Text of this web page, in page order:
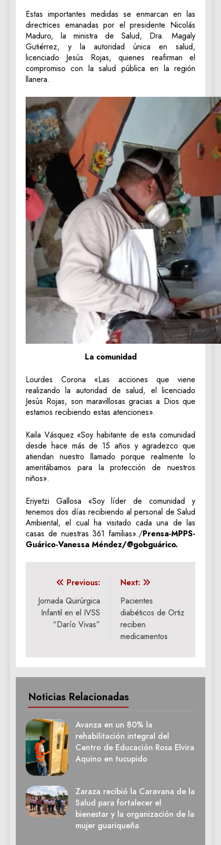
‎Estas importantes medidas se enmarcan en las
directrices emanadas por el presidente Nicolás
Maduro, la ministra de Salud, Dra. Magaly
Gutiérrez, y la autoridad única en salud,
licenciado Jesús Rojas, quienes reafirman el
compromiso con la salud pública en la región
llanera.
La comunidad
‎Lourdes Corona «Las acciones que viene
realizando la autoridad de salud, el licenciado
Jesús Rojas, son maravillosas gracias a Dios que
estamos recibiendo estas atenciones».
‎Kaila Vásquez «Soy habitante de esta comunidad
desde hace más de 15 años y agradezco que
atiendan nuestro llamado porque realmente lo
ameritábamos para la protección de nuestros
niños».
‎Eriyetzi Gallosa «Soy líder de comunidad y
tenemos dos días recibiendo al personal de Salud
Ambiental, el cual ha visitado cada una de las
casas de nuestras 361 familias»./Prensa-MPPS-
Guárico-Vanessa Méndez/@gobguárico.
Navegación
de
entradas
Previous:
Jornada Quirúrgica
Infantil en el IVSS
“Darío Vivas”
Next:
Pacientes
diabéticos de Ortiz
reciben
medicamentos
Noticias Relacionadas
Avanza en un 80% la
rehabilitación integral del
Centro de Educación Rosa Elvira
Aquino en tucupido
Zaraza recibió la Caravana de la
Salud para fortalecer el
bienestar y la organización de la
mujer guariqueña